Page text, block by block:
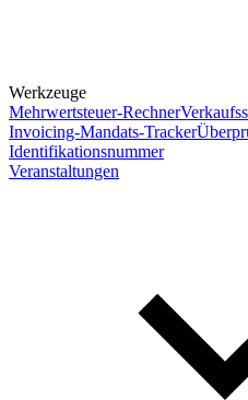
Werkzeuge
Mehrwertsteuer-Rechner
Invoicing-Mandats-Tracker
Identifikationsnummer
Veranstaltungen